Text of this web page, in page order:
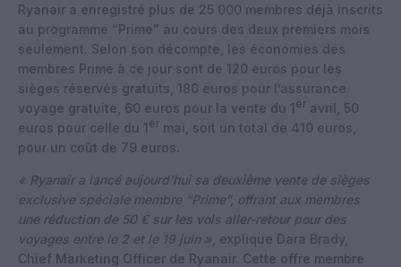
Ryanair a enregistré plus de 25 000 membres déjà inscrits
au programme “Prime” au cours des deux premiers mois
seulement. Selon son décompte, les économies des
membres Prime à ce jour sont de 120 euros pour les
sièges réservés gratuits, 180 euros pour l’assurance
voyage gratuite, 60 euros pour la vente du 1 er avril, 50
euros pour celle du 1 er mai, soit un total de 410 euros,
pour un coût de 79 euros.
« Ryanair a lancé aujourd’hui sa deuxième vente de sièges
exclusive spéciale membre “Prime”, offrant aux membres
une réduction de 50 € sur les vols aller-retour pour des
voyages entre le 2 et le 19 juin » , explique Dara Brady,
Chief Marketing Officer de Ryanair. Cette offre membre